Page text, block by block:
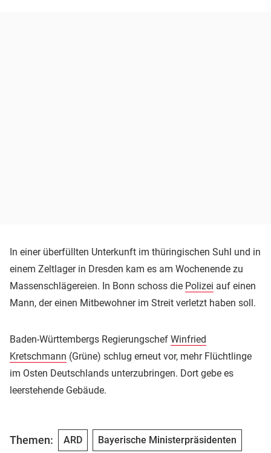
In einer überfüllten Unterkunft im thüringischen Suhl und in
einem Zeltlager in Dresden kam es am Wochenende zu
Massenschlägereien. In Bonn schoss die Polizei auf einen
Mann, der einen Mitbewohner im Streit verletzt haben soll.
Baden-Württembergs Regierungschef Winfried
Kretschmann (Grüne) schlug erneut vor, mehr Flüchtlinge
im Osten Deutschlands unterzubringen. Dort gebe es
leerstehende Gebäude.
Themen: ARD Bayerische Ministerpräsidenten